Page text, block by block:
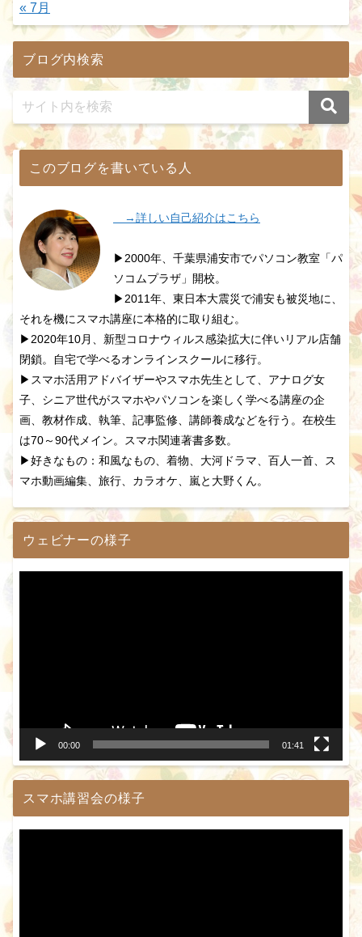
« 7月
ブログ内検索
このブログを書いている人
→詳しい自己紹介はこちら
▶2000年、千葉県浦安市でパソコン教室「パ
ソコムプラザ」開校。
▶2011年、東日本大震災で浦安も被災地に、
それを機にスマホ講座に本格的に取り組む。
▶2020年10月、新型コロナウィルス感染拡大に伴いリアル店舗
閉鎖。自宅で学べるオンラインスクールに移行。
▶スマホ活用アドバイザーやスマホ先生として、アナログ女
子、シニア世代がスマホやパソコンを楽しく学べる講座の企
画、教材作成、執筆、記事監修、講師養成などを行う。在校生
は70～90代メイン。スマホ関連著書多数。
▶好きなもの：和風なもの、着物、大河ドラマ、百人一首、ス
マホ動画編集、旅行、カラオケ、嵐と大野くん。
ウェビナーの様子
00:00 01:41
スマホ講習会の様子